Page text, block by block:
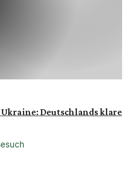
Deutschlands klare